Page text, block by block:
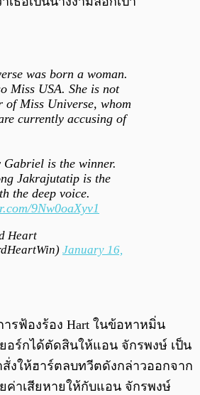
was born a woman.
Miss USA. She is not
of Miss Universe, whom
currently accusing of
Gabriel is the winner.
Jakrajutatip is the
the deep voice.
9Nw0oaXyv1
Heart
January 16,
รฟ้องร้อง Hart ในข้อหาหมิ่น
อร์กได้ตัดสินให้แอน จักรพงษ์ เป็น
งให้ฮาร์ตลบทวีตดังกล่าวออกจาก
ค่าเสียหายให้กับแอน จักรพงษ์